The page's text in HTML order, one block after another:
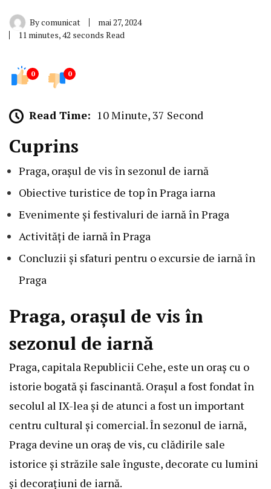
Bycomunicat
mai 27, 2024
11 minutes, 42 seconds Read
0 0
Read Time: 10 Minute, 37 Second
Cuprins
Praga, orașul de vis în sezonul de iarnă
Obiective turistice de top în Praga iarna
Evenimente și festivaluri de iarnă în Praga
Activități de iarnă în Praga
Concluzii și sfaturi pentru o excursie de iarnă în
Praga
Praga, orașul de vis în
sezonul de iarnă
Praga, capitala Republicii Cehe, este un oraș cu o
istorie bogată și fascinantă. Orașul a fost fondat în
secolul al IX-lea și de atunci a fost un important
centru cultural și comercial. În sezonul de iarnă,
Praga devine un oraș de vis, cu clădirile sale
istorice și străzile sale înguste, decorate cu lumini
și decorațiuni de iarnă.